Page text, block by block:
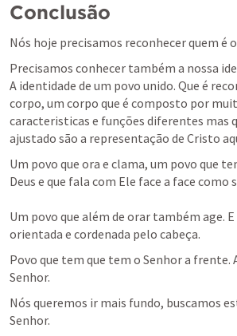
Conclusão
Nós hoje precisamos reconhecer quem é
Precisamos conhecer também a nossa
A identidade de um povo unido. Que é
corpo, um corpo que é composto por
caracteristicas e funções diferentes mas
ajustado são a representação de Cristo
Um povo que ora e clama, um povo que
Deus e que fala com Ele face a face como
Um povo que além de orar também age.
orientada e cordenada pelo cabeça.
Povo que tem que tem o Senhor a frente.
Senhor.
Nós queremos ir mais fundo, buscamos
Senhor.